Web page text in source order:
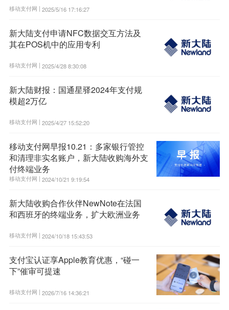
移动支付网 | 2025/5/16 17:16:27
新大陆支付申请NFC数据交互方法及
其在POS机中的应用专利
移动支付网 | 2025/4/28 8:30:08
新大陆财报：国通星驿2024年支付规
模超2万亿
移动支付网 | 2025/4/27 15:52:20
移动支付网早报10.21：多家银行管控
和清理非实名账户，新大陆收购海外支
付终端业务
移动支付网 | 2024/10/21 9:19:54
新大陆收购合作伙伴NewNote在法国
和西班牙的终端业务，扩大欧洲业务
移动支付网 | 2024/10/18 15:43:53
支付宝认证享Apple教育优惠，“碰一
下”催审可提速
移动支付网 | 2026/7/16 14:36:21